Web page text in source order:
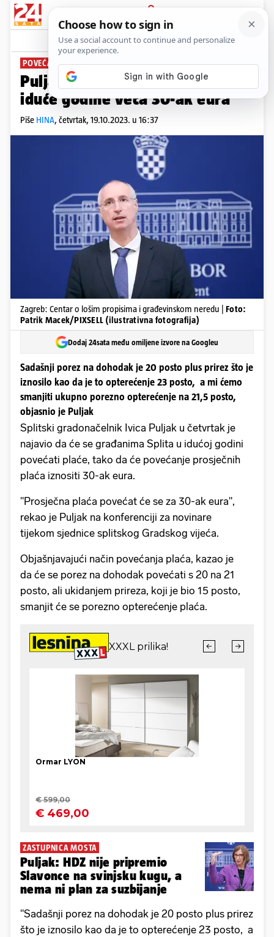
PRIJAVA
News Komentari
POVEĆAT ĆE POREZ NA DOHODAK
Puljak: Prosječna plaća Splićana
iduće godine veća 30-ak eura
Piše HINA, četvrtak, 19.10.2023. u 16:37
Zagreb: Centar o lošim propisima i građevinskom neredu | Foto:
Patrik Macek/PIXSELL (ilustrativna fotografija)
Dodaj 24sata među omiljene izvore na Googleu
Sadašnji porez na dohodak je 20 posto plus prirez što je
iznosilo kao da je to opterećenje 23 posto, a mi ćemo
smanjiti ukupno porezno opterećenje na 21,5 posto,
objasnio je Puljak
Splitski gradonačelnik Ivica Puljak u četvrtak je
najavio da će se građanima Splita u idućoj godini
povećati plaće, tako da će povećanje prosječnih
plaća iznositi 30-ak eura.
"Prosječna plaća povećat će se za 30-ak eura",
rekao je Puljak na konferenciji za novinare
tijekom sjednice splitskog Gradskog vijeća.
Objašnjavajući način povećanja plaća, kazao je
da će se porez na dohodak povećati s 20 na 21
posto, ali ukidanjem prireza, koji je bio 15 posto,
smanjit će se porezno opterećenje plaća.
ZASTUPNICA MOSTA
Puljak: HDZ nije pripremio
Slavonce na svinjsku kugu, a
nema ni plan za suzbijanje
"Sadašnji porez na dohodak je 20 posto plus prirez
što je iznosilo kao da je to opterećenje 23 posto, a